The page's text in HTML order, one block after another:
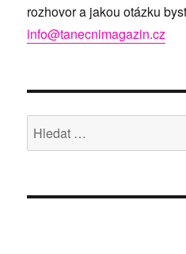
rozhovor a jakou otázku
info@tanecnimagazin.cz
Hledat: